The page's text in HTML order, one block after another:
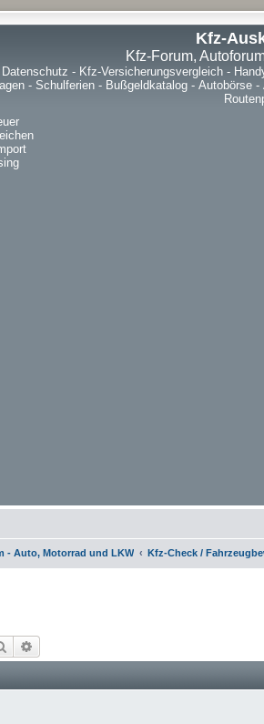
Kfz-
Kfz-Forum,
Datenschutz - Kfz-Versicherungsvergleich-
- Schulferien - Bußgeldkatalog - Autobörse -
- Auto, Motorrad und LKW Kfz-Check /
Suche